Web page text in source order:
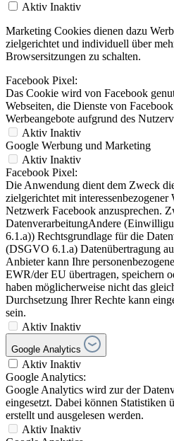
Aktiv Inaktiv
Marketing Cookies dienen dazu
zielgerichtet und individuell über
Browsersitzungen zu schalten.
Facebook Pixel:
Das Cookie wird von Facebook
Webseiten, die Dienste von
Werbeangebote aufgrund des
Aktiv Inaktiv
Google Werbung und Marketing
Aktiv Inaktiv
Facebook Pixel:
Die Anwendung dient dem Zweck
zielgerichtet mit interessenbezogener
Netzwerk Facebook anzusprechen.
DatenverarbeitungAndere
6.1.a)) Rechtsgrundlage für die
(DSGVO 6.1.a) Datenübertragung
Anbieter kann Ihre
EWR/der EU übertragen, speichern
haben möglicherweise nicht das
Durchsetzung Ihrer Rechte kann
sein.
Aktiv Inaktiv
Google Analytics
Aktiv Inaktiv
Google Analytics:
Google Analytics wird zur der
eingesetzt. Dabei können Statistiken
erstellt und ausgelesen werden.
Aktiv Inaktiv